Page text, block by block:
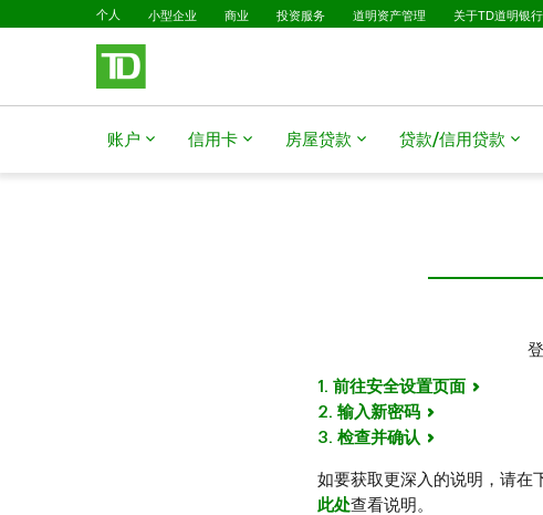
跳转到主要内容
个人 已选择小型企业 商业 投资服务 道明资产管理 关于TD道明银行
账户 信用卡 房屋贷款 贷款/信用贷款
1. 前往安全设置页面
2. 输入新密码
3. 检查并确认
如要获取更深入的说明，请在
此处查看说明。